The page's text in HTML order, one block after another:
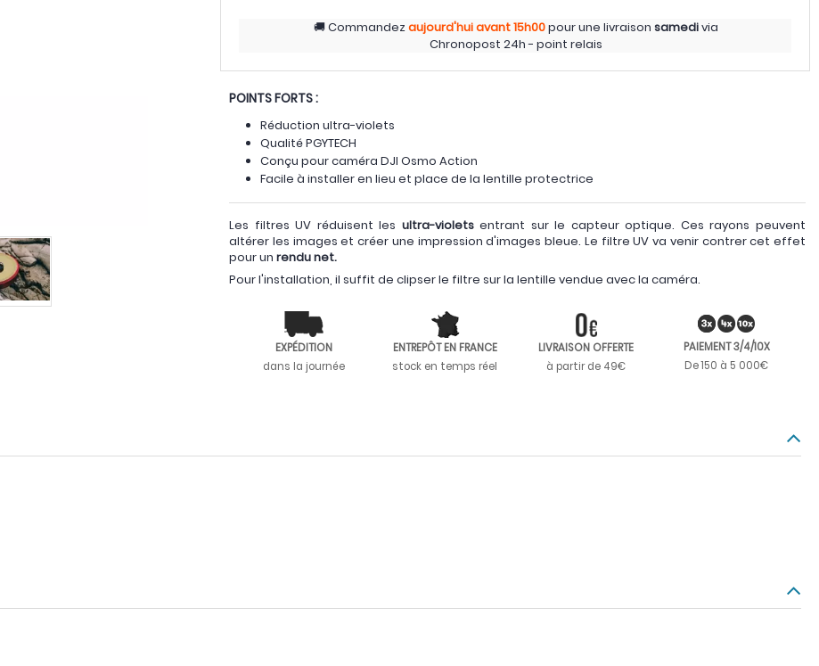
Commandezaujourd'huiavant 15h00pour une livraison samedivia
Chronopost 24h - point relais
POINTS FORTS :
Réduction ultra-violets
Qualité PGYTECH
Conçu pour caméra DJI Osmo Action
Facile à installer en lieu et place de la lentille protectrice
Les filtres UV réduisent les ultra-violetsentrant sur le capteur optique. Ces rayons peuvent
altérer les images et créer une impression d'images bleue. Le filtre UV va venir contrer cet effet
pour un rendu net.
Pour l'installation, il suffit de clipser le filtre sur la lentille vendue avec la caméra.
EXPÉDITION
dans la journée
ENTREPÔT EN FRANCE
stock en temps réel
LIVRAISON OFFERTE
à partir de 49€
PAIEMENT 3/4/10X
De 150 à 5 000€